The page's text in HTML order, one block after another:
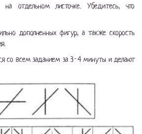
на отдельном листочке. Убедитесь, что
дополненных фигур, а также скорость
со всем заданием за 3-4минуты и делают